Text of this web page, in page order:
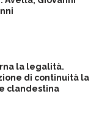
la legalità.
di continuità la
clandestina